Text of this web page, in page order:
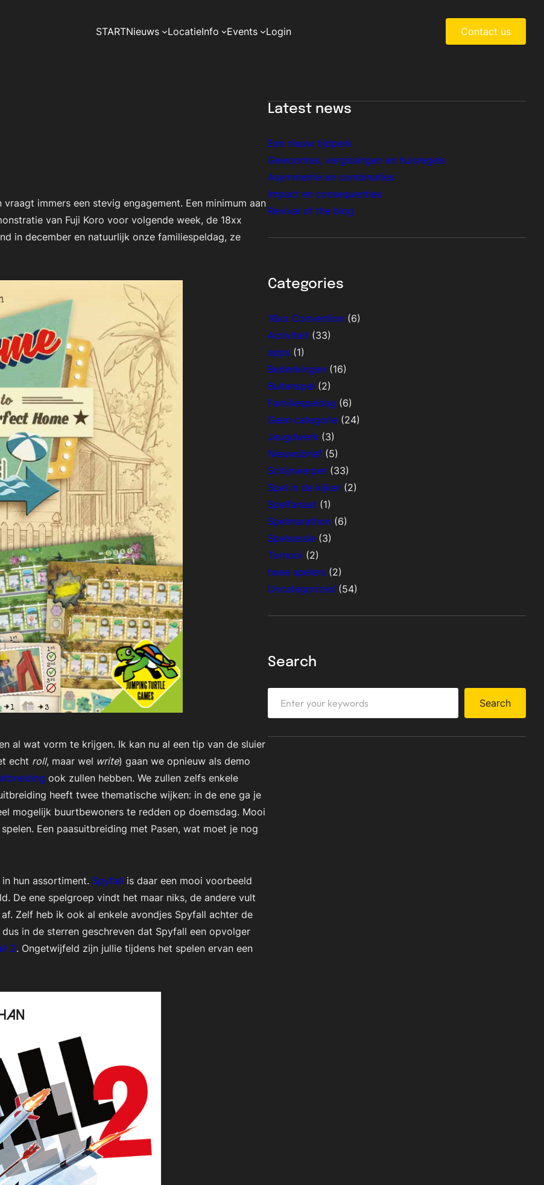
STARTNieuws LocatieInfo Events Login Contact us
immers een stevig engagement. Een minimum aan
van Fuji Koro voor volgende week, de 18xx
in december en natuurlijk onze familiespeldag, ze
al wat vorm te krijgen. Ik kan nu al een tip van de sluier
echt roll, maar wel write) gaan we opnieuw als demo
ook zullen hebben. We zullen zelfs enkele
heeft twee thematische wijken: in de ene ga je
mogelijk buurtbewoners te redden op doemsdag. Mooi
Een paasuitbreiding met Pasen, wat moet je nog
hun assortiment. Spyfall is daar een mooi voorbeeld
De ene spelgroep vindt het maar niks, de andere vult
Zelf heb ik ook al enkele avondjes Spyfall achter de
in de sterren geschreven dat Spyfall een opvolger
2. Ongetwijfeld zijn jullie tijdens het spelen ervan een
Latest news
Een nieuw tijdperk
Gewoontes, vergissingen en huisregels
Asymmetrie en combinaties
Impact en consequenties
Revival of the blog
Categories
18xx Convention(6)
Activiteit (33)
apps(1)
Bedenkingen(16)
Buitenspel (2)
Familiespeldag (6)
Geen categorie(24)
Jeugdwerk(3)
Nieuwsbrief(5)
Schijnwerper(33)
Spel in de kijker(2)
Spelfanaat (1)
Spelmarathon(6)
Spelsessie(3)
Tornooi (2)
twee spelers(2)
Uncategorized (54)
Search
Search